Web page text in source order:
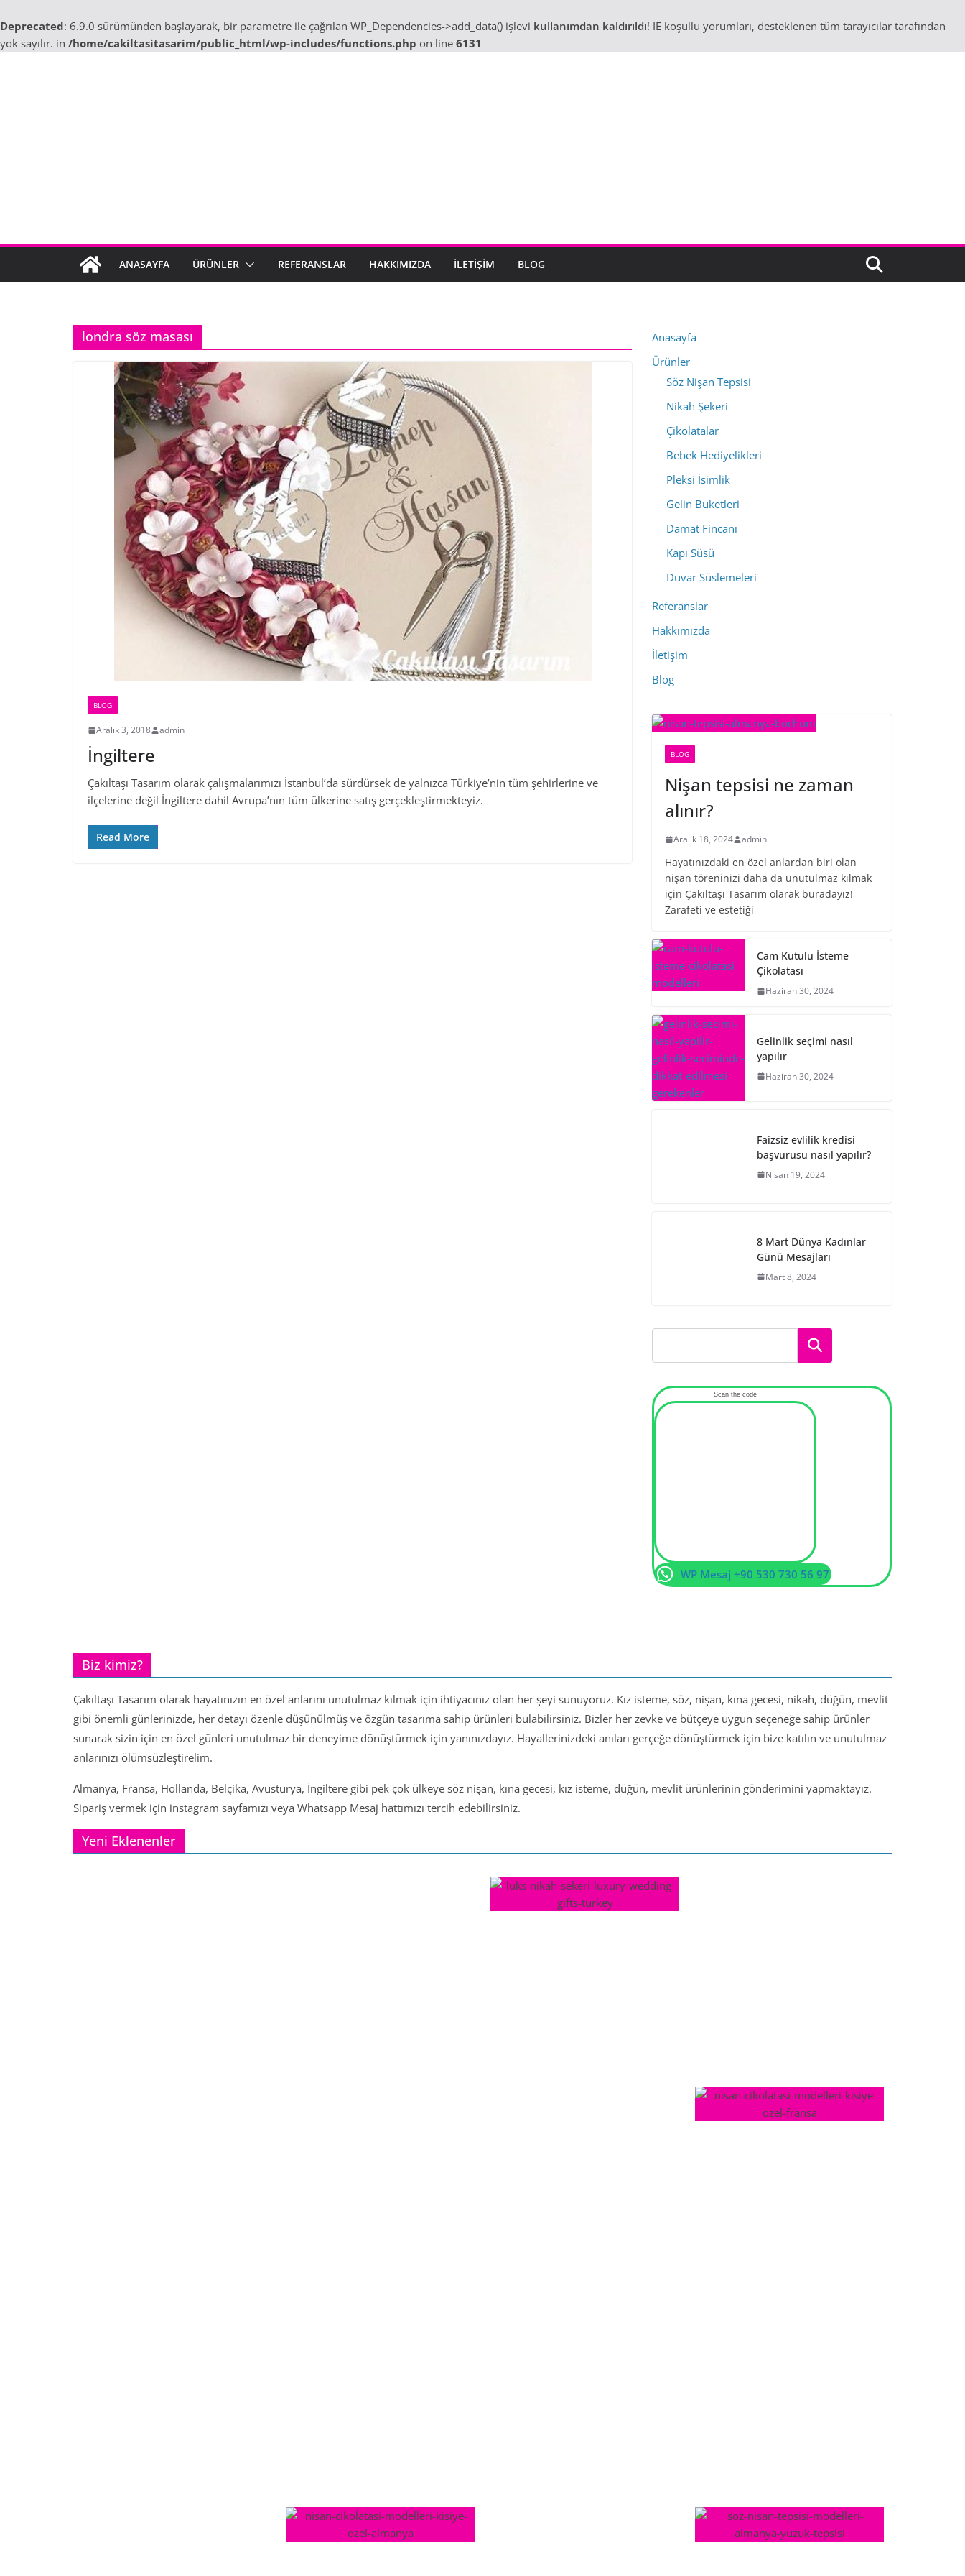
Deprecated: 6.9.0 sürümünden başlayarak, bir parametre ile çağrılan WP_Dependencies->add_data() işlevi kullanımdan kaldırıldı! IE koşullu yorumları, desteklenen tüm tarayıcılar tarafından
yok sayılır. in /home/cakiltasitasarim/public_html/wp-includes/functions.php on line 6131
ANASAYFA ÜRÜNLER REFERANSLAR HAKKIMIZDA İLETIŞIM BLOG
londra söz masası
BLOG
Aralık 3, 2018 admin
İngiltere
Çakıltaşı Tasarım olarak çalışmalarımızı İstanbul’da sürdürsek de yalnızca Türkiye’nin tüm şehirlerine ve
ilçelerine değil İngiltere dahil Avrupa’nın tüm ülkerine satış gerçekleştirmekteyiz.
Read More
Anasayfa
Ürünler
Söz Nişan Tepsisi
Nikah Şekeri
Çikolatalar
Bebek Hediyelikleri
Pleksi İsimlik
Gelin Buketleri
Damat Fincanı
Kapı Süsü
Duvar Süslemeleri
Referanslar
Hakkımızda
İletişim
Blog
BLOG
Nişan tepsisi ne zaman
alınır?
Aralık 18, 2024 admin
Hayatınızdaki en özel anlardan biri olan
nişan töreninizi daha da unutulmaz kılmak
için Çakıltaşı Tasarım olarak buradayız!
Zarafeti ve estetiği
Cam Kutulu İsteme
Çikolatası
Haziran 30, 2024
Gelinlik seçimi nasıl
yapılır
Haziran 30, 2024
Faizsiz evlilik kredisi
başvurusu nasıl yapılır?
Nisan 19, 2024
8 Mart Dünya Kadınlar
Günü Mesajları
Mart 8, 2024
Ara
Scan the code
WP Mesaj +90 530 730 56 97
Biz kimiz?
Çakıltaşı Tasarım olarak hayatınızın en özel anlarını unutulmaz kılmak için ihtiyacınız olan her şeyi sunuyoruz. Kız isteme, söz, nişan, kına gecesi, nikah, düğün, mevlit
gibi önemli günlerinizde, her detayı özenle düşünülmüş ve özgün tasarıma sahip ürünleri bulabilirsiniz. Bizler her zevke ve bütçeye uygun seçeneğe sahip ürünler
sunarak sizin için en özel günleri unutulmaz bir deneyime dönüştürmek için yanınızdayız. Hayallerinizdeki anıları gerçeğe dönüştürmek için bize katılın ve unutulmaz
anlarınızı ölümsüzleştirelim.
Almanya, Fransa, Hollanda, Belçika, Avusturya, İngiltere gibi pek çok ülkeye söz nişan, kına gecesi, kız isteme, düğün, mevlit ürünlerinin gönderimini yapmaktayız.
Sipariş vermek için instagram sayfamızı veya Whatsapp Mesaj hattımızı tercih edebilirsiniz.
Yeni Eklenenler